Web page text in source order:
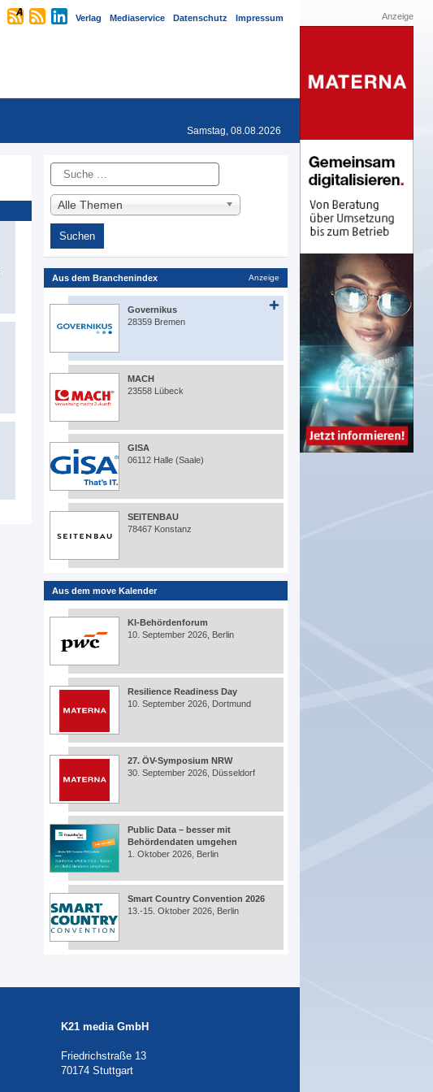
Verlag Mediaservice Datenschutz Impressum
Samstag, 08.08.2026
Suche
Alle Themen
Aus dem Branchenindex Anzeige
Governikus
28359 Bremen
MACH
23558 Lübeck
GISA
06112 Halle (Saale)
SEITENBAU
78467 Konstanz
Aus dem move Kalender
KI-Behördenforum
10. September 2026, Berlin
Resilience Readiness Day
10. September 2026, Dortmund
27. ÖV-Symposium NRW
30. September 2026, Düsseldorf
Public Data – besser mit
Behördendaten umgehen
1. Oktober 2026, Berlin
Smart Country Convention 2026
13.-15. Oktober 2026, Berlin
Anzeige
K21 media GmbH
Friedrichstraße 13
70174 Stuttgart